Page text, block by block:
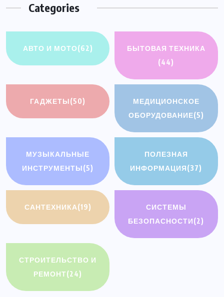
Categories
АВТО И МОТО(62)
БЫТОВАЯ ТЕХНИКА
(44)
ГАДЖЕТЫ(50)
МЕДИЦИОНСКОЕ
ОБОРУДОВАНИЕ(5)
МУЗЫКАЛЬНЫЕ
ИНСТРУМЕНТЫ(5)
ПОЛЕЗНАЯ
ИНФОРМАЦИЯ(37)
САНТЕХНИКА(19)
СИСТЕМЫ
БЕЗОПАСНОСТИ(2)
СТРОИТЕЛЬСТВО И
РЕМОНТ(24)